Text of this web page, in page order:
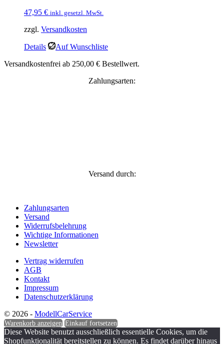
47,95 € inkl. gesetzl. MwSt.
zzgl. Versandkosten
Details
Auf Wunschliste
Versandkostenfrei ab 250,00 € Bestellwert.
Zahlungsarten:
Versand durch:
Zahlungsarten
Versand
Widerrufsbelehrung
Wichtige Informationen
Newsletter
Vertrag widerrufen
AGB
Kontakt
Impressum
Datenschutzerklärung
© 2026 - ModellCarService
Warenkorb anzeigen Einkauf fortsetzen
Diese Website benutzt ausschließlich essentielle Cookies, um die
Shopfunktionalität bereitstellen zu können. Es findet darüber hinaus